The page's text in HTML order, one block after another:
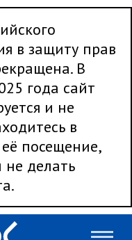
в защиту прав
В
года сайт
и не
в
посещение,
делать